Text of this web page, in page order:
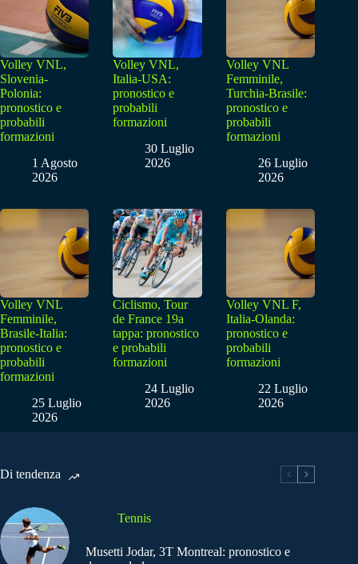
Volley VNL,
Slovenia-
Polonia:
pronostico e
probabili
formazioni
1 Agosto
2026
Volley VNL,
Italia-USA:
pronostico e
probabili
formazioni
30 Luglio
2026
Volley VNL
Femminile,
Turchia-Brasile:
pronostico e
probabili
formazioni
26 Luglio
2026
Volley VNL
Femminile,
Brasile-Italia:
pronostico e
probabili
formazioni
25 Luglio
2026
Ciclismo, Tour
de France 19a
tappa: pronostico
e probabili
formazioni
24 Luglio
2026
Volley VNL F,
Italia-Olanda:
pronostico e
probabili
formazioni
22 Luglio
2026
Di tendenza
Tennis
Musetti Jodar, 3T Montreal: pronostico e